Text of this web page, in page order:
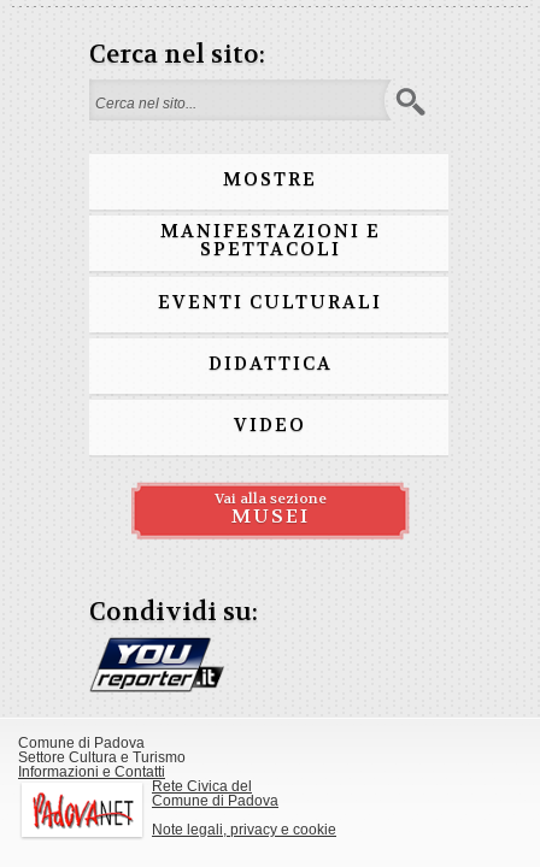
Cerca nel sito:
Search form
MOSTRE
MANIFESTAZIONI E
SPETTACOLI
EVENTI CULTURALI
DIDATTICA
VIDEO
Vai alla sezione
MUSEI
Condividi su:
Comune di Padova
Settore Cultura e Turismo
Informazioni e Contatti
Rete Civica del
Comune di Padova
Note legali, privacy e cookie